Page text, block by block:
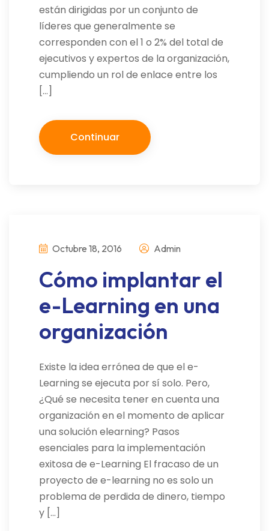
están dirigidas por un conjunto de
líderes que generalmente se
corresponden con el 1 o 2% del total de
ejecutivos y expertos de la organización,
cumpliendo un rol de enlace entre los
[…]
Continuar
Octubre 18, 2016 Admin
Cómo implantar el
e-Learning en una
organización
Existe la idea errónea de que el e-
Learning se ejecuta por sí solo. Pero,
¿Qué se necesita tener en cuenta una
organización en el momento de aplicar
una solución elearning? Pasos
esenciales para la implementación
exitosa de e-Learning El fracaso de un
proyecto de e-learning no es solo un
problema de perdida de dinero, tiempo
y […]